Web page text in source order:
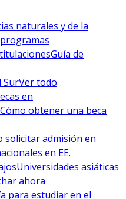
naturales y de la
Guía de
SurVer todo
en
Cómo obtener una beca
solicitar admisión en
en EE.
Universidades asiáticas
ahora
para estudiar en el